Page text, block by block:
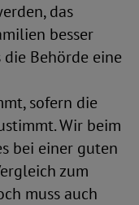
das
besser
die Behörde eine
sofern die
Wir beim
bei einer guten
zum
muss auch